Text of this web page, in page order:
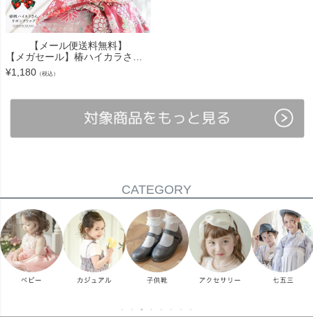
【メール便送料無料】
【メガセール】椿ハイカラさんリボンクリップ ちりめん 和装ヘアアクセサリー和風髪飾り 着物 袴 浴衣 和服 かわいい ヘア 卒業式ヘアアレンジ 七五三 和装アクセサリーYUP4 ≪メール便優
¥1,180 （税込）
CATEGORY